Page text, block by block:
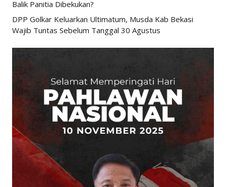
Balik Panitia Dibekukan?
DPP Golkar Keluarkan Ultimatum, Musda Kab Bekasi
Wajib Tuntas Sebelum Tanggal 30 Agustus